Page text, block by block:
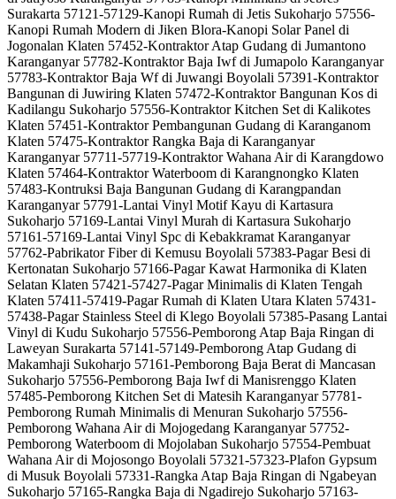
Surakarta 57121-57129-Kanopi Rumah di Jetis Sukoharjo 57556-
Kanopi Rumah Modern di Jiken Blora-Kanopi Solar Panel di
Jogonalan Klaten 57452-Kontraktor Atap Gudang di Jumantono
Karanganyar 57782-Kontraktor Baja Iwf di Jumapolo Karanganyar
57783-Kontraktor Baja Wf di Juwangi Boyolali 57391-Kontraktor
Bangunan di Juwiring Klaten 57472-Kontraktor Bangunan Kos di
Kadilangu Sukoharjo 57556-Kontraktor Kitchen Set di Kalikotes
Klaten 57451-Kontraktor Pembangunan Gudang di Karanganom
Klaten 57475-Kontraktor Rangka Baja di Karanganyar
Karanganyar 57711-57719-Kontraktor Wahana Air di Karangdowo
Klaten 57464-Kontraktor Waterboom di Karangnongko Klaten
57483-Kontruksi Baja Bangunan Gudang di Karangpandan
Karanganyar 57791-Lantai Vinyl Motif Kayu di Kartasura
Sukoharjo 57169-Lantai Vinyl Murah di Kartasura Sukoharjo
57161-57169-Lantai Vinyl Spc di Kebakkramat Karanganyar
57762-Pabrikator Fiber di Kemusu Boyolali 57383-Pagar Besi di
Kertonatan Sukoharjo 57166-Pagar Kawat Harmonika di Klaten
Selatan Klaten 57421-57427-Pagar Minimalis di Klaten Tengah
Klaten 57411-57419-Pagar Rumah di Klaten Utara Klaten 57431-
57438-Pagar Stainless Steel di Klego Boyolali 57385-Pasang Lantai
Vinyl di Kudu Sukoharjo 57556-Pemborong Atap Baja Ringan di
Laweyan Surakarta 57141-57149-Pemborong Atap Gudang di
Makamhaji Sukoharjo 57161-Pemborong Baja Berat di Mancasan
Sukoharjo 57556-Pemborong Baja Iwf di Manisrenggo Klaten
57485-Pemborong Kitchen Set di Matesih Karanganyar 57781-
Pemborong Rumah Minimalis di Menuran Sukoharjo 57556-
Pemborong Wahana Air di Mojogedang Karanganyar 57752-
Pemborong Waterboom di Mojolaban Sukoharjo 57554-Pembuat
Wahana Air di Mojosongo Boyolali 57321-57323-Plafon Gypsum
di Musuk Boyolali 57331-Rangka Atap Baja Ringan di Ngabeyan
Sukoharjo 57165-Rangka Baja di Ngadirejo Sukoharjo 57163-